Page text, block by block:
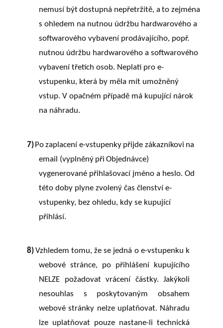
nemusí být dostupná nepřetržitě, a to zejména
s ohledem na nutnou údržbu hardwarového a
softwarového vybavení prodávajícího, popř.
nutnou údržbu hardwarového a softwarového
vybavení třetích osob. Neplatí pro e-
vstupenku, která by měla mít umožněný
vstup. V opačném případě má kupující nárok
na náhradu.
7) Po zaplacení e-vstupenky přijde zákazníkovi na
email (vyplněný při Objednávce)
vygenerované přihlašovací jméno a heslo. Od
této doby plyne zvolený čas členství e-
vstupenky, bez ohledu, kdy se kupující
přihlásí.
8)Vzhledem tomu, že se jedná o e-vstupenku k
webové stránce, po přihlášení
kupujícího
NELZE
požadovat vrácení částky. Jakýkoli
nesouhlas
s poskytovaným
obsahem
webové stránky nelze uplatňovat. Náhradu
lze uplatňovat pouze nastane-li technická